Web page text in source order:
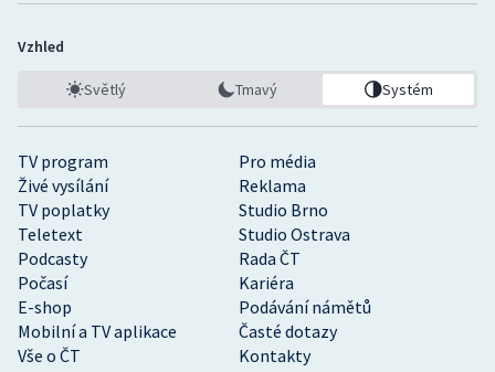
TV program
Pro média
Živé vysílání
Reklama
TV poplatky
Studio Brno
Teletext
Studio Ostrava
Podcasty
Rada ČT
Počasí
Kariéra
E-shop
Podávání námětů
Mobilní a TV aplikace
Časté dotazy
Vše o ČT
Kontakty
Vzhled
Světlý Tmavý Systém